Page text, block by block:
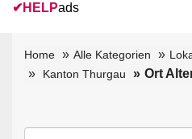
✔ HELPads
Home Alle Kategorien
Kanton Thurgau
Ort